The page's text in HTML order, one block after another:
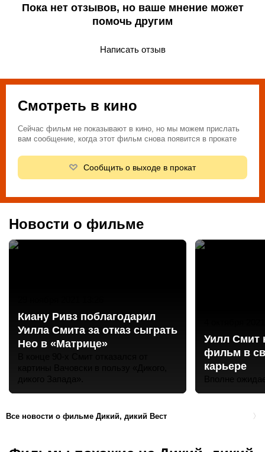
Пока нет отзывов, но ваше мнение может
помочь другим
Написать отзыв
Смотреть в кино
Сейчас фильм не показывают в кино, но мы можем прислать
вам сообщение, когда этот фильм снова появится в прокате
Сообщить о выходе в прокат
Новости о фильме
Киану Ривз поблагодарил
Уилла Смита за отказ сыграть
Нео в «Матрице»
Уилл Смит
фильм в
карьере
Все новости о фильме Дикий, дикий Вест